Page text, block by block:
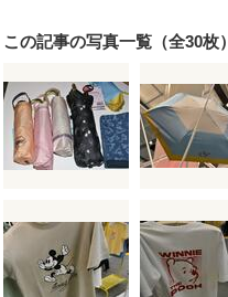
この記事の写真一覧（全30枚）